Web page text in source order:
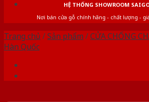
HỆ THỐNG SHOWROOM
Nơi bán cửa gỗ chính hãng - chất lượng -
Trang chủ /Sản phẩm /CỬA CHỐNG
Hàn Quốc